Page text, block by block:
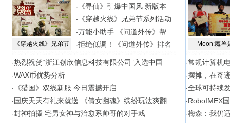
《穿越火线》兄弟节
· 《寻仙》引爆中国风 新版本
· 《穿越火线》兄弟节系列活动
·万能小助手 《问道外传》帮
·拒绝低调！《问道外传》排名
·热烈祝贺“浙江创欣信息科技有限公司”入选中国
·WAX币优势分析
· 《猎国》双线新服 今日震撼开启
· 国庆天天有礼来就送 《倩女幽魂》缤纷玩法爽翻
·封神拍摄 宅男女神与治愈系帅哥的对手戏
Moon:魔兽
·常规计算机
·摆摊，在奇
·全球可持续
·RoboIMEX
·梅森：我仍